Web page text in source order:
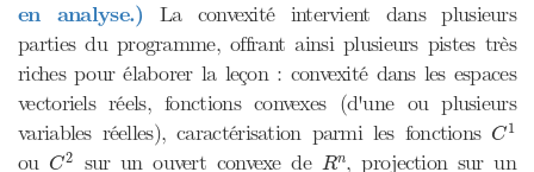
en analyse.) La convexité intervient dans plusieurs
parties du programme, offrant ainsi plusieurs pistes très
riches pour élaborer la leçon : convexité dans les espaces
vectoriels réels, fonctions convexes (d'une ou plusieurs
variables réelles), caractérisation parmi les fonctions C1
C1
ou C2
C2 sur un ouvert convexe de Rn
Rn, projection sur un